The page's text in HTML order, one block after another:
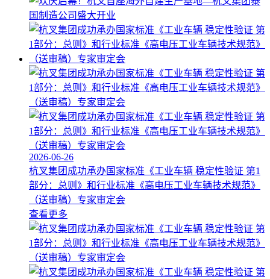
2026-06-26
杭叉集团成功承办国家标准《工业车辆 稳定性验证 第1
部分：总则》和行业标准《高电压工业车辆技术规范》
（送审稿）专家审定会
查看更多